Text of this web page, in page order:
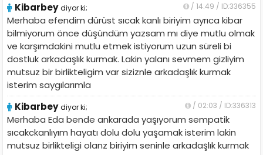
Kibarbey diyor ki; / 14:49 / ID:336355
Merhaba efendim dürüst sıcak kanlı biriyim ayrıca kibar
bilmiyorum önce düşündüm yazsam mı diye mutlu olmak
ve karşımdakini mutlu etmek istiyorum uzun süreli bi
dostluk arkadaşlık kurmak. Lakin yalanı sevmem gizliyim
mutsuz bir birlikteligim var siziznle arkadaşlık kurmak
isterim saygılarımla
Kibarbey diyor ki; / 02:03 / ID:336313
Merhaba Eda bende ankarada yaşıyorum sempatik
sıcakckanlıyım hayatı dolu dolu yaşamak isterim lakin
mutsuz birlikteligi olanz biriyim seninle arkadaşlık kurmak